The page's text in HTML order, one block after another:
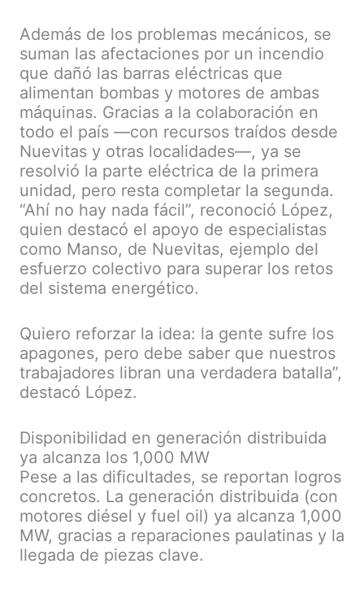
Además de los problemas mecánicos, se
suman las afectaciones por un incendio
que dañó las barras eléctricas que
alimentan bombas y motores de ambas
máquinas. Gracias a la colaboración en
todo el país —con recursos traídos desde
Nuevitas y otras localidades—, ya se
resolvió la parte eléctrica de la primera
unidad, pero resta completar la segunda.
“Ahí no hay nada fácil”, reconoció López,
quien destacó el apoyo de especialistas
como Manso, de Nuevitas, ejemplo del
esfuerzo colectivo para superar los retos
del sistema energético.
Quiero reforzar la idea: la gente sufre los
apagones, pero debe saber que nuestros
trabajadores libran una verdadera batalla”,
destacó López.
Disponibilidad en generación distribuida
ya alcanza los 1,000 MW
Pese a las dificultades, se reportan logros
concretos. La generación distribuida (con
motores diésel y fuel oil) ya alcanza 1,000
MW, gracias a reparaciones paulatinas y la
llegada de piezas clave.